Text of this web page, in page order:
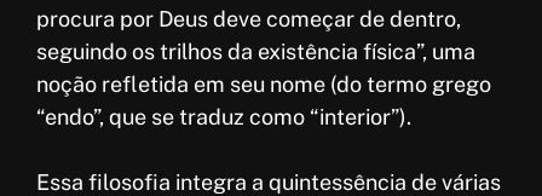
procura por Deus deve começar de dentro,
seguindo os trilhos da existência física”, uma
noção refletida em seu nome (do termo grego
“endo”, que se traduz como “interior”).
Essa filosofia integra a quintessência de várias